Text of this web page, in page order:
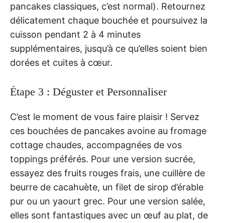
pancakes classiques, c’est normal). Retournez
délicatement chaque bouchée et poursuivez la
cuisson pendant 2 à 4 minutes
supplémentaires, jusqu’à ce qu’elles soient bien
dorées et cuites à cœur.
Étape 3 : Déguster et Personnaliser
C’est le moment de vous faire plaisir ! Servez
ces bouchées de pancakes avoine au fromage
cottage chaudes, accompagnées de vos
toppings préférés. Pour une version sucrée,
essayez des fruits rouges frais, une cuillère de
beurre de cacahuète, un filet de sirop d’érable
pur ou un yaourt grec. Pour une version salée,
elles sont fantastiques avec un œuf au plat, de